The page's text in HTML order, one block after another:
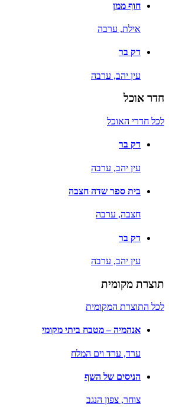
חוף ממן
אילת, ערבה
דק בר
עין יהב, ערבה
חדר אוכל
לכל חדרי האוכל
דק בר
עין יהב, ערבה
בית ספר שדה חצבה
חצבה, ערבה
דק בר
עין יהב, ערבה
תוצרת מקומית
לכל התוצרת המקומית
אנהמיה – מטבח ביתי מקומי
ערד, ערד וים המלח
הניסים של השף
צוחר, צפון הנגב